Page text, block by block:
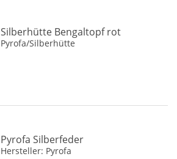
Silberhütte Bengaltopf rot
Pyrofa/Silberhütte
Pyrofa Silberfeder
Hersteller: Pyrofa